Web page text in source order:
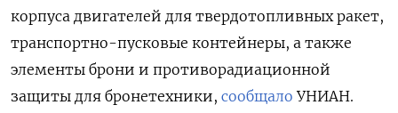
корпуса двигателей для твердотопливных ракет,
транспортно-пусковые контейнеры, а также
элементы брони и противорадиационной
защиты для бронетехники, сообщало УНИАН.